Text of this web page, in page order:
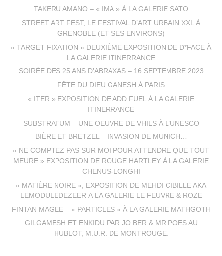
TAKERU AMANO – « IMA » À LA GALERIE SATO
STREET ART FEST, LE FESTIVAL D’ART URBAIN XXL À
GRENOBLE (ET SES ENVIRONS)
« TARGET FIXATION » DEUXIÈME EXPOSITION DE D*FACE À
LA GALERIE ITINERRANCE
SOIRÉE DES 25 ANS D’ABRAXAS – 16 SEPTEMBRE 2023
FÊTE DU DIEU GANESH À PARIS
« ITER » EXPOSITION DE ADD FUEL À LA GALERIE
ITINERRANCE
SUBSTRATUM – UNE OEUVRE DE VHILS À L’UNESCO
BIÈRE ET BRETZEL – INVASION DE MUNICH…
« NE COMPTEZ PAS SUR MOI POUR ATTENDRE QUE TOUT
MEURE » EXPOSITION DE ROUGE HARTLEY À LA GALERIE
CHENUS-LONGHI
« MATIÈRE NOIRE », EXPOSITION DE MEHDI CIBILLE AKA
LEMODULEDEZEER À LA GALERIE LE FEUVRE & ROZE
FINTAN MAGEE – « PARTICLES » À LA GALERIE MATHGOTH
GILGAMESH ET ENKIDU PAR JO BER & MR POES AU
HUBLOT, M.U.R. DE MONTROUGE.